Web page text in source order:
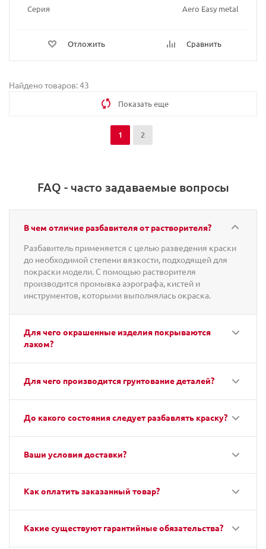
Серия
Aero Easy metal
Отложить Сравнить
Найдено товаров: 43
Показать еще
1 2
FAQ - часто задаваемые вопросы
В чем отличие разбавителя от растворителя?
Разбавитель применяется с целью разведения краски
до необходимой степени вязкости, подходящей для
покраски модели. С помощью растворителя
производится промывка аэрографа, кистей и
инструментов, которыми выполнялась окраска.
Для чего окрашенные изделия покрываются
лаком?
Для чего производится грунтование деталей?
До какого состояния следует разбавлять краску?
Ваши условия доставки?
Как оплатить заказанный товар?
Какие существуют гарантийные обязательства?